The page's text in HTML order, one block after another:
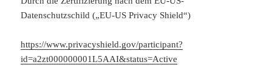
Datenschutzschild („EU-US Privacy Shield“)
https://www.privacyshield.gov/participant?
id=a2zt000000001L5AAI&status=Active